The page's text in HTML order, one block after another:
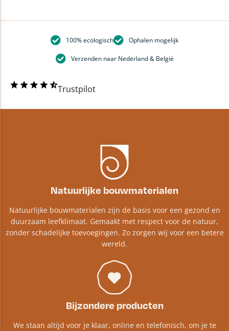
100% ecologisch Ophalen mogelijk
Verzenden naar Nederland & België
Trustpilot
Natuurlijke bouwmaterialen
Natuurlijke bouwmaterialen zijn de basis voor een gezond en
duurzaam leefklimaat. Gemaakt met respect voor de natuur,
zonder schadelijke toevoegingen. Zo zorgen wij voor een betere
wereld.
Bijzondere producten
We staan altijd voor je klaar, online en telefonisch, om je te